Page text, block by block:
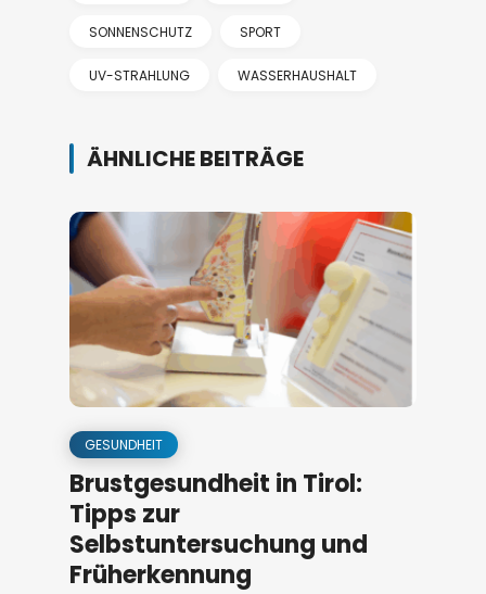
SONNENSCHUTZ SPORT
UV-STRAHLUNG WASSERHAUSHALT
ÄHNLICHE BEITRÄGE
GESUNDHEIT
Brustgesundheit in Tirol:
Tipps zur
Selbstuntersuchung und
Früherkennung